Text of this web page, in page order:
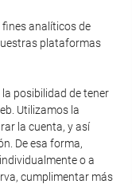
analíticos de
plataformas
posibilidad de tener
Utilizamos la
la cuenta, y así
De esa forma,
o a
cumplimentar más